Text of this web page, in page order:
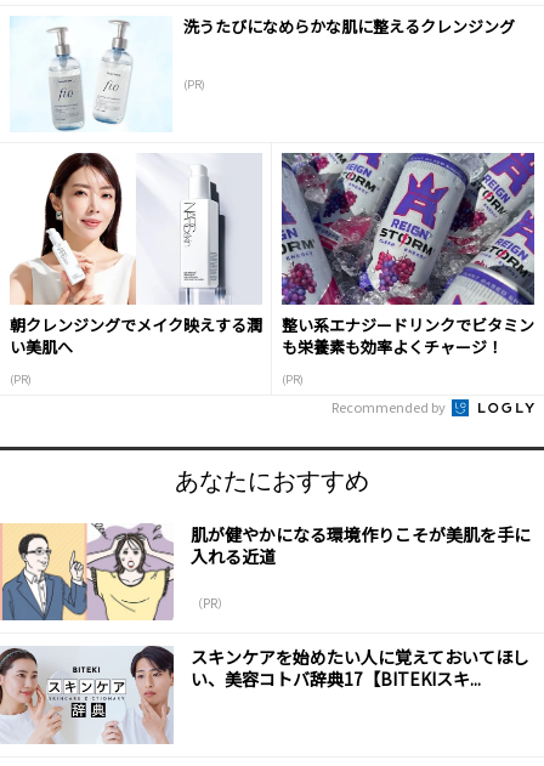
洗うたびになめらかな肌に整えるクレンジング
(PR)
朝クレンジングでメイク映えする潤
い美肌へ
(PR)
整い系エナジードリンクでビタミン
も栄養素も効率よくチャージ！
(PR)
Recommended by
あなたにおすすめ
肌が健やかになる環境作りこそが美肌を手に
入れる近道
（PR）
スキンケアを始めたい人に覚えておいてほし
い、美容コトバ辞典17【BITEKIスキ...